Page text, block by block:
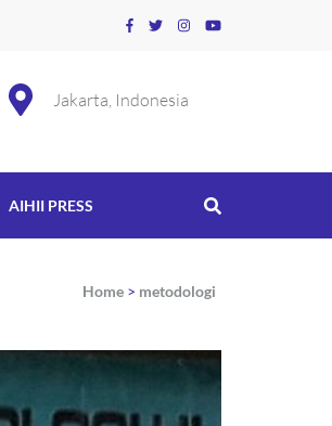
Jakarta, Indonesia
AIHII PRESS
Home > metodologi